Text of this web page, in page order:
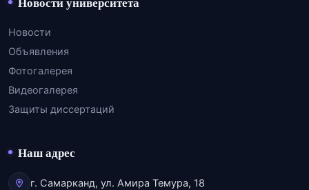
Новости
Объявления
Фотогалерея
Видеогалерея
Защиты диссертаций
Наш адрес
г. Самарканд, ул. Амира Темура, 18